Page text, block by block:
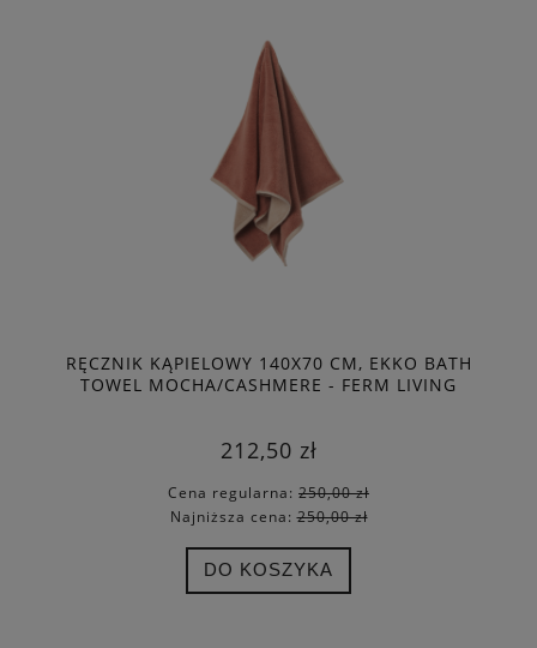
RĘCZNIK KĄPIELOWY 140X70 CM, EKKO BATH
TOWEL MOCHA/CASHMERE - FERM LIVING
212,50 zł
Cena regularna: 250,00 zł
Najniższa cena:250,00 zł
DO KOSZYKA